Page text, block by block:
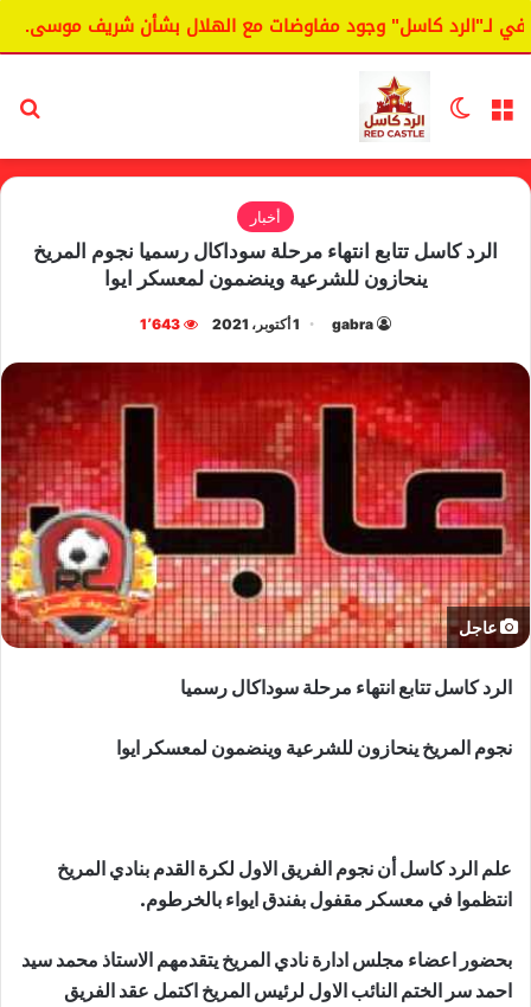
لـ"الرد كاسل" وجود مفاوضات مع الهلال بشأن شريف موسى.
القائمة الوضع المظلم
أخبار
الرد كاسل تتابع انتهاء مرحلة سوداكال رسميا نجوم المريخ
ينحازون للشرعية وينضمون لمعسكر ايوا
gabra 1 أكتوبر، 2021 1٬643
عاجل
الرد كاسل تتابع انتهاء مرحلة سوداكال رسميا
نجوم المريخ ينحازون للشرعية وينضمون لمعسكر ايوا
علم الرد كاسل أن نجوم الفريق الاول لكرة القدم بنادي المريخ
انتظموا في معسكر مقفول بفندق ايواء بالخرطوم.
بحضور اعضاء مجلس ادارة نادي المريخ يتقدمهم الاستاذ محمد سيد
احمد سر الختم النائب الاول لرئيس المريخ اكتمل عقد الفريق